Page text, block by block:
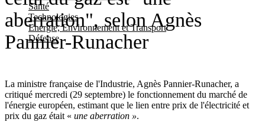
Santé
Technologies
Energie, Environnement et Transport
Défense
aberration", selon Agnès
Pannier-Runacher
La ministre française de l'Industrie, Agnès Pannier-Runacher, a
critiqué mercredi (29 septembre) le fonctionnement du marché de
l'énergie européen, estimant que le lien entre prix de l'électricité et
prix du gaz était « une aberration ».